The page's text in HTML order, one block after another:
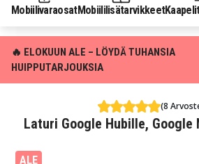
MobiilivaraosatMobiililisätarvikkeet
🔥 ELOKUUN ALE – LÖYDÄ TUHANSIA
HUIPPUTARJOUKSIA
(8
Laturi Google Hubille, Google
ALE